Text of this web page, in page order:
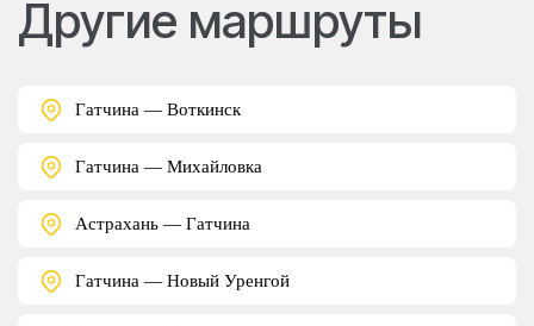
Другие маршруты
Гатчина — Воткинск
Гатчина — Михайловка
Астрахань — Гатчина
Гатчина — Новый Уренгой